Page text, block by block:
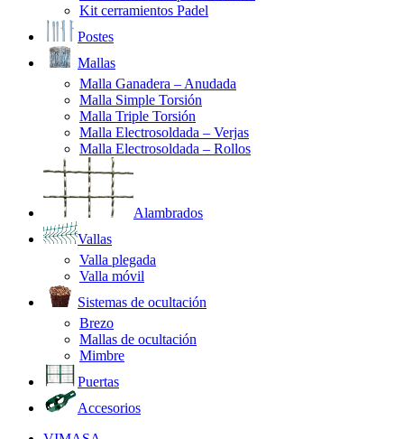
Kit cerramientos Padel
Postes
Mallas
Malla Ganadera – Anudada
Malla Simple Torsión
Malla Triple Torsión
Malla Electrosoldada – Verjas
Malla Electrosoldada – Rollos
Alambrados
Vallas
Valla plegada
Valla móvil
Sistemas de ocultación
Brezo
Mallas de ocultación
Mimbre
Puertas
Accesorios